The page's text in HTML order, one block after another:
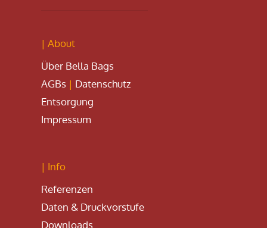
| About
Über Bella Bags
AGBs | Datenschutz
Entsorgung
Impressum
| Info
Referenzen
Daten & Druckvorstufe
Downloads